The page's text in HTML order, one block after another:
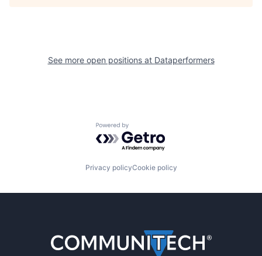
See more open positions at Dataperformers
Powered by Getro.com
Privacy policyCookie policy